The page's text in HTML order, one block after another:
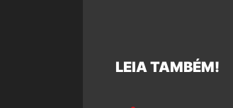
LEIA TAMBÉM!